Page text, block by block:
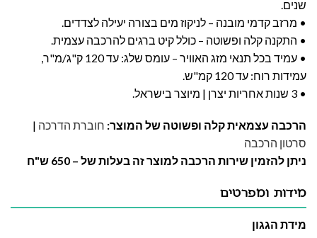
שנים.
• מרזב קדמי מובנה – לניקוז מים בצורה יעילה לצדדים.
• התקנה קלה ופשוטה – כולל קיט ברגים להרכבה עצמית.
• עמיד בכל תנאי מזג האוויר – עומס שלג: עד 120 ק"ג/מ"ר,
עמידות רוח: עד 120 קמ"ש.
• 3 שנות אחריות יצרן | מיוצר בישראל.
הרכבה עצמאית קלה ופשוטה של המוצר: חוברת הדרכה |
סרטון הרכבה
ניתן להזמין שירות הרכבה למוצר זה בעלות של – 650 ש"ח
מידות ומפרטים
מידת הגגון